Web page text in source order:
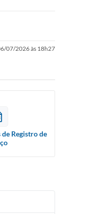
07/2026 às 18h27
Registro de